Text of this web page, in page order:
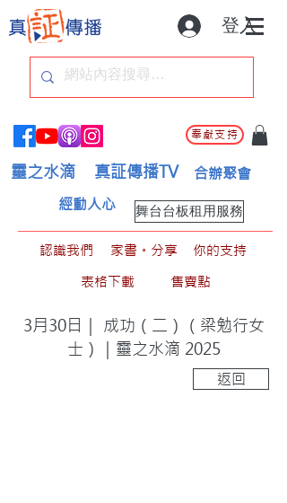
登入
奉獻支持
靈之水滴 真証傳播TV 合辦聚會
舞台台板租用服務
經動人心
認識我們 家書。分享
你的支持
表格下載
售賣點
3月30日｜ 成功（二）（梁勉行女
士）｜靈之水滴 2025
返回